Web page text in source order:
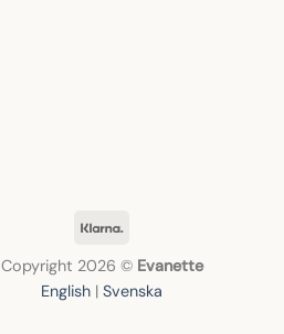
Copyright 2026 © Evanette
English | Svenska